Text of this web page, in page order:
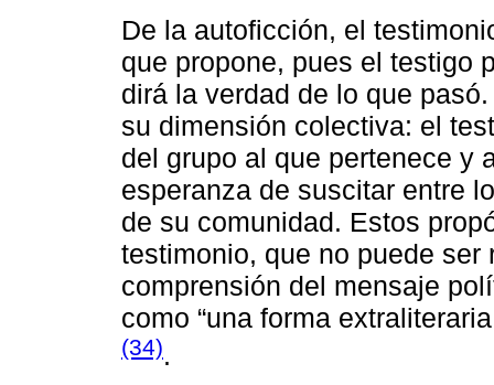
De la autoficción, el
que propone, pues el testigo
dirá la verdad de lo que
su dimensión colectiva: el
del grupo al que pertenece y
esperanza de suscitar entre
de su comunidad. Estos
testimonio, que no puede
comprensión del mensaje
como “una forma
(34).